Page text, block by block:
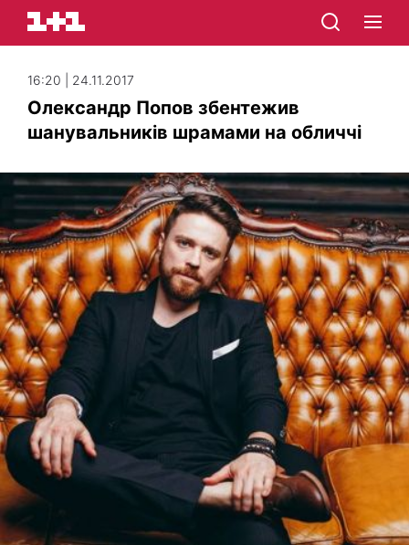
16:20 | 24.11.2017
Олександр Попов збентежив
шанувальників шрамами на обличчі